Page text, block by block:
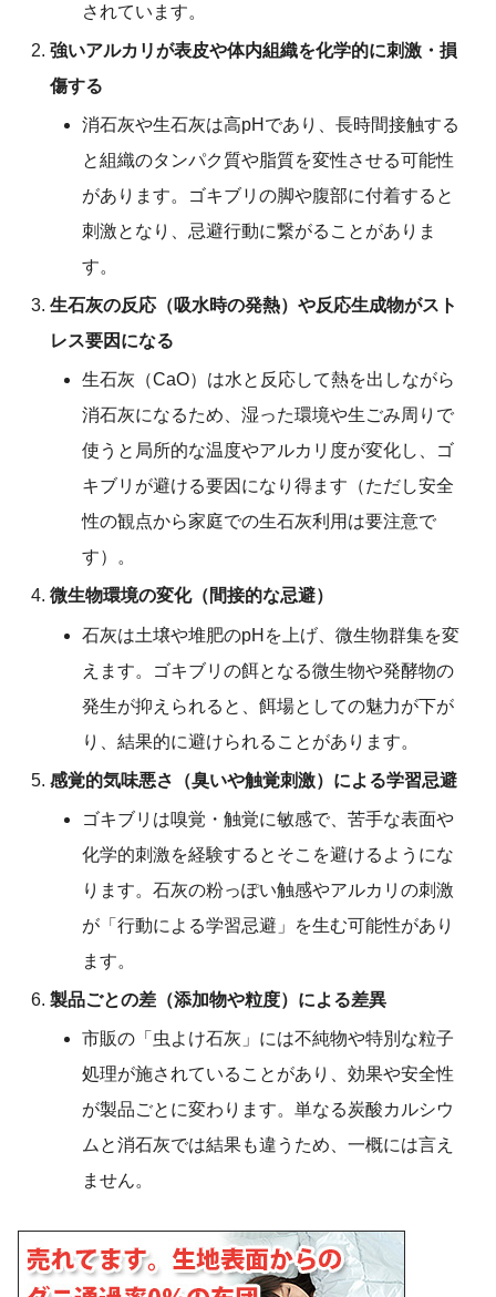
されています。
強いアルカリが表皮や体内組織を化学的に刺激・損
傷する
消石灰や生石灰は高pHであり、長時間接触する
と組織のタンパク質や脂質を変性させる可能性
があります。ゴキブリの脚や腹部に付着すると
刺激となり、忌避行動に繋がることがありま
す。
生石灰の反応（吸水時の発熱）や反応生成物がスト
レス要因になる
生石灰（CaO）は水と反応して熱を出しながら
消石灰になるため、湿った環境や生ごみ周りで
使うと局所的な温度やアルカリ度が変化し、ゴ
キブリが避ける要因になり得ます（ただし安全
性の観点から家庭での生石灰利用は要注意で
す）。
微生物環境の変化（間接的な忌避）
石灰は土壌や堆肥のpHを上げ、微生物群集を変
えます。ゴキブリの餌となる微生物や発酵物の
発生が抑えられると、餌場としての魅力が下が
り、結果的に避けられることがあります。
感覚的気味悪さ（臭いや触覚刺激）による学習忌避
ゴキブリは嗅覚・触覚に敏感で、苦手な表面や
化学的刺激を経験するとそこを避けるようにな
ります。石灰の粉っぽい触感やアルカリの刺激
が「行動による学習忌避」を生む可能性があり
ます。
製品ごとの差（添加物や粒度）による差異
市販の「虫よけ石灰」には不純物や特別な粒子
処理が施されていることがあり、効果や安全性
が製品ごとに変わります。単なる炭酸カルシウ
ムと消石灰では結果も違うため、一概には言え
ません。